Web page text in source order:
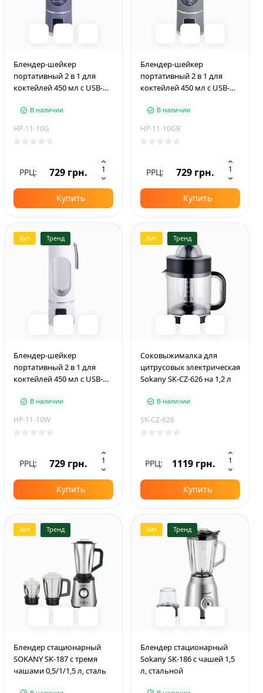
Блендер-шейкер
портативный 2 в 1 для
коктейлей 450 мл с USB-
В наличии
HP-11-10G
РРЦ: 729 грн.
Купить
Блендер-шейкер
портативный 2 в 1 для
коктейлей 450 мл с USB-
В наличии
HP-11-10GR
РРЦ: 729 грн.
Купить
Хит Тренд
Блендер-шейкер
портативный 2 в 1 для
коктейлей 450 мл с USB-
В наличии
HP-11-10W
РРЦ: 729 грн.
Купить
Хит Тренд
Соковыжималка для
цитрусовых электрическая
Sokany SK-CZ-626 на 1,2 л
В наличии
SK-CZ-626
РРЦ: 1119 грн.
Купить
Хит Тренд
Блендер стационарный
SOKANY SK-187 с тремя
чашами 0,5/1/1,5 л, сталь
Хит Тренд
Блендер стационарный
Sokany SK-186 с чашей 1,5
л, стальной